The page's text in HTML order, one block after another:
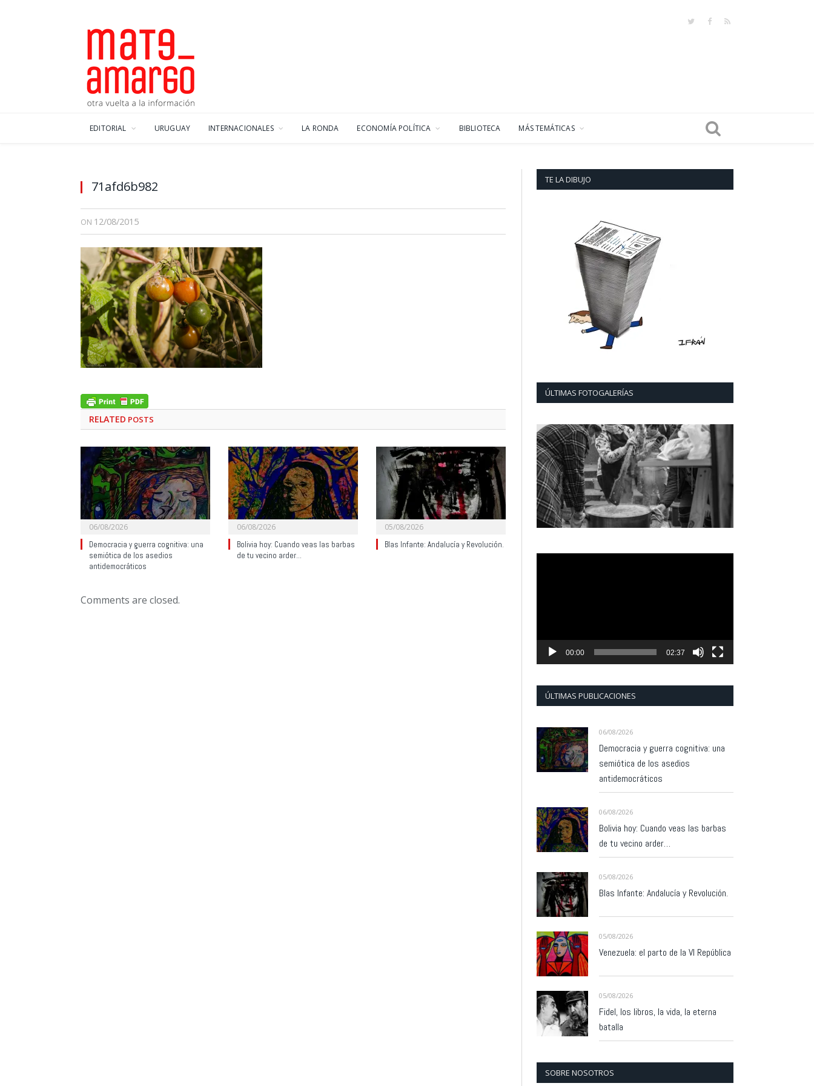
TwitterFacebook
RSS
EDITORIAL URUGUAY INTERNACIONALES LA RONDA ECONOMÍA POLÍTICA BIBLIOTECA MÁS TEMÁTICAS
71afd6b982
ON 12/08/2015
RELATED POSTS
06/08/2026
Democracia y guerra cognitiva: una
semiótica de los asedios
antidemocráticos
06/08/2026
Bolivia hoy: Cuando veas las barbas
de tu vecino arder…
05/08/2026
Blas Infante: Andalucía y Revolución.
Comments are closed.
TE LA DIBUJO
ÚLTIMAS FOTOGALERÍAS
00:00 02:37
ÚLTIMAS PUBLICACIONES
06/08/2026
Democracia y guerra cognitiva: una
semiótica de los asedios
antidemocráticos
06/08/2026
Bolivia hoy: Cuando veas las barbas
de tu vecino arder…
05/08/2026
Blas Infante: Andalucía y Revolución.
05/08/2026
Venezuela: el parto de la VI República
05/08/2026
Fidel, los libros, la vida, la eterna
batalla
SOBRE NOSOTROS